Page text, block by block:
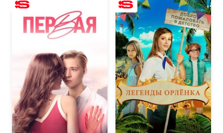
7.1 6.4 7.7 4.8